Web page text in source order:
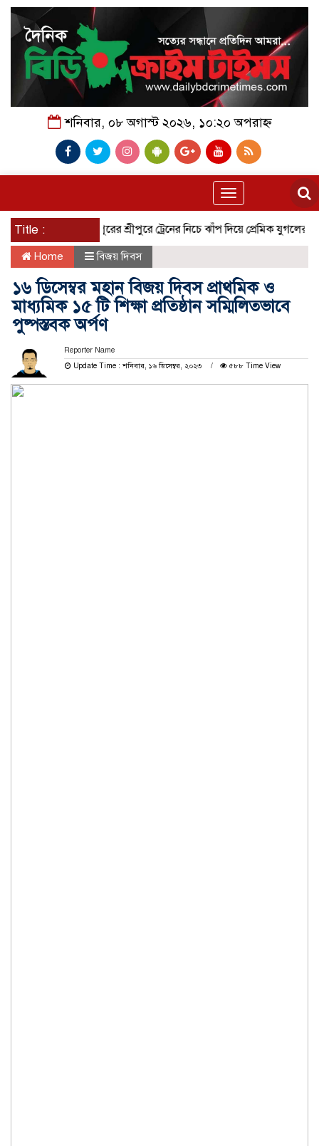
শনিবার, ০৮ অগাস্ট ২০২৬, ১০:২০ অপরাহ্ন
Toggle
navigation
Title : গাজীপুরের শ্রীপুরে ট্রেনের নিচে ঝাঁপ দিয়ে প্রেমিক যুগলের মৃ/ত্যু!
Home বিজয় দিবস
১৬ ডিসেম্বর মহান বিজয় দিবস প্রাথমিক ও
মাধ্যমিক ১৫ টি শিক্ষা প্রতিষ্ঠান সম্মিলিতভাবে
পুষ্পস্তবক অর্পণ
Reporter Name
Update Time : শনিবার, ১৬ ডিসেম্বর, ২০২৩
৫৮৮ Time View